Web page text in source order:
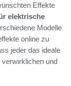
Effekte
elektrische
Modelle
online zu
jeder das ideale
und